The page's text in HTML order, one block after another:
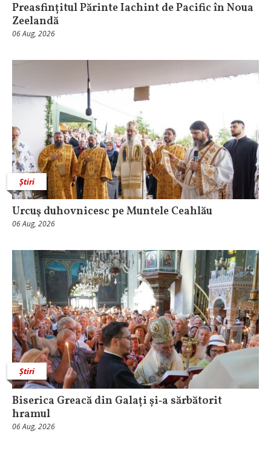
Preasfințitul Părinte Iachint de Pacific în Noua
Zeelandă
06 Aug, 2026
Știri
Urcuş duhovnicesc pe Muntele Ceahlău
06 Aug, 2026
Știri
Biserica Greacă din Galați și‑a sărbătorit
hramul
06 Aug, 2026